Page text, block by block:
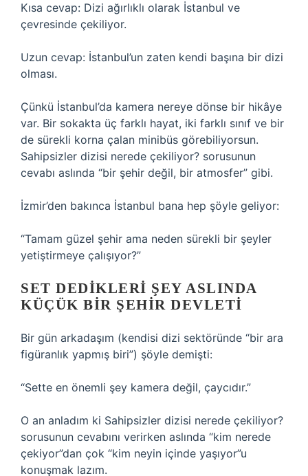
Kısa cevap: Dizi ağırlıklı olarak İstanbul ve
çevresinde çekiliyor.
Uzun cevap: İstanbul’un zaten kendi başına bir dizi
olması.
Çünkü İstanbul’da kamera nereye dönse bir hikâye
var. Bir sokakta üç farklı hayat, iki farklı sınıf ve bir
de sürekli korna çalan minibüs görebiliyorsun.
Sahipsizler dizisi nerede çekiliyor? sorusunun
cevabı aslında “bir şehir değil, bir atmosfer” gibi.
İzmir’den bakınca İstanbul bana hep şöyle geliyor:
“Tamam güzel şehir ama neden sürekli bir şeyler
yetiştirmeye çalışıyor?”
SET DEDIKLERI ŞEY ASLINDA
KÜÇÜK BIR ŞEHIR DEVLETI
Bir gün arkadaşım (kendisi dizi sektöründe “bir ara
figüranlık yapmış biri”) şöyle demişti:
“Sette en önemli şey kamera değil, çaycıdır.”
O an anladım ki Sahipsizler dizisi nerede çekiliyor?
sorusunun cevabını verirken aslında “kim nerede
çekiyor”dan çok “kim neyin içinde yaşıyor”u
konuşmak lazım.